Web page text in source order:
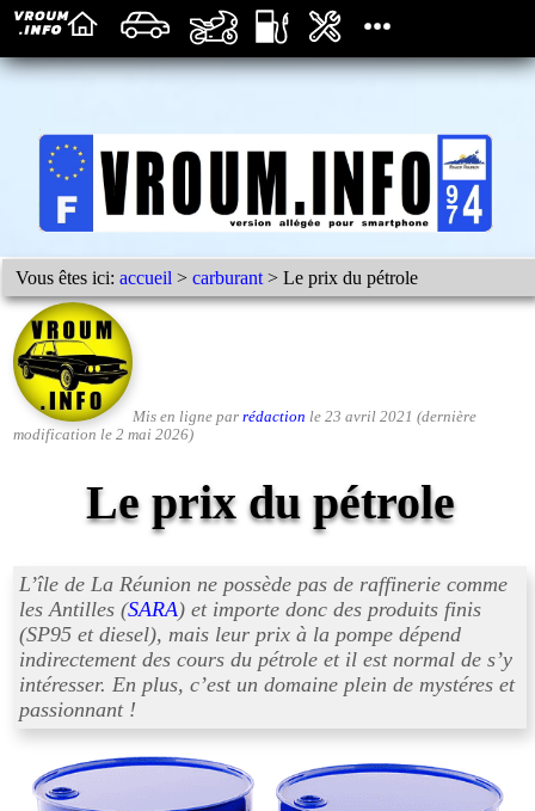
Vous êtes ici:accueil >carburant > Le prix du pétrole
Mis en ligne par rédaction le 23 avril 2021 (dernière
modification le 2 mai 2026)
Le prix du pétrole
L’île de La Réunion ne possède pas de raffinerie comme
les Antilles (SARA) et importe donc des produits finis
(SP95 et diesel), mais leur prix à la pompe dépend
indirectement des cours du pétrole et il est normal de s’y
intéresser. En plus, c’est un domaine plein de mystéres et
passionnant !